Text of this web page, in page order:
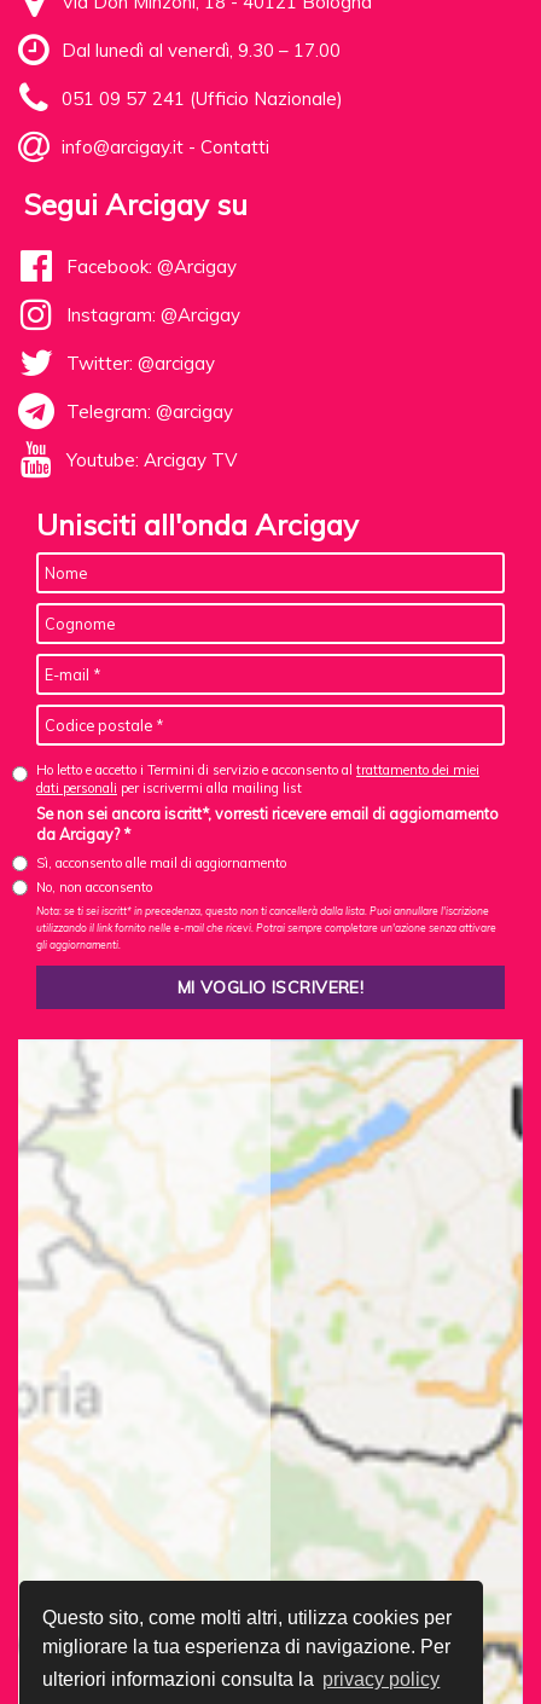
Questo sito, come molti altri, utilizza cookies per
migliorare la tua esperienza di navigazione. Per
ulteriori informazioni consulta la privacy policy
Dal lunedì al venerdì, 9.30 – 17.00
051 09 57 241 (Ufficio Nazionale)
info@arcigay.it - Contatti
Segui Arcigay su
Facebook: @Arcigay
Instagram: @Arcigay
Twitter: @arcigay
Telegram: @arcigay
Youtube: Arcigay TV
Unisciti all'onda Arcigay
Ho letto e accetto i Termini di servizio e acconsento al trattamento dei miei
dati personali per iscrivermi alla mailing list
Se non sei ancora iscritt*, vorresti ricevere email di aggiornamento
da Arcigay? *
Sì, acconsento alle mail di aggiornamento
No, non acconsento
Nota: se ti sei iscritt* in precedenza, questo non ti cancellerà dalla lista. Puoi annullare l'iscrizione
utilizzando il link fornito nelle e-mail che ricevi. Potrai sempre completare un'azione senza attivare
gli aggiornamenti.